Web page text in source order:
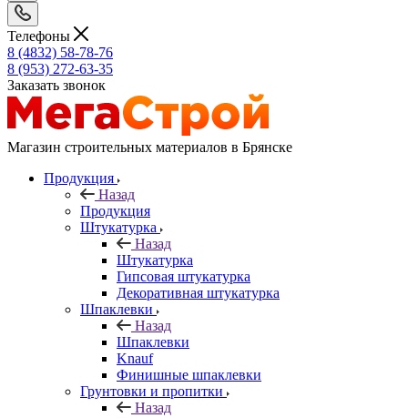
Телефоны
8 (4832) 58-78-76
8 (953) 272-63-35
Заказать звонок
Магазин строительных материалов в Брянске
Продукция
Назад
Продукция
Штукатурка
Назад
Штукатурка
Гипсовая штукатурка
Декоративная штукатурка
Шпаклевки
Назад
Шпаклевки
Knauf
Финишные шпаклевки
Грунтовки и пропитки
Назад